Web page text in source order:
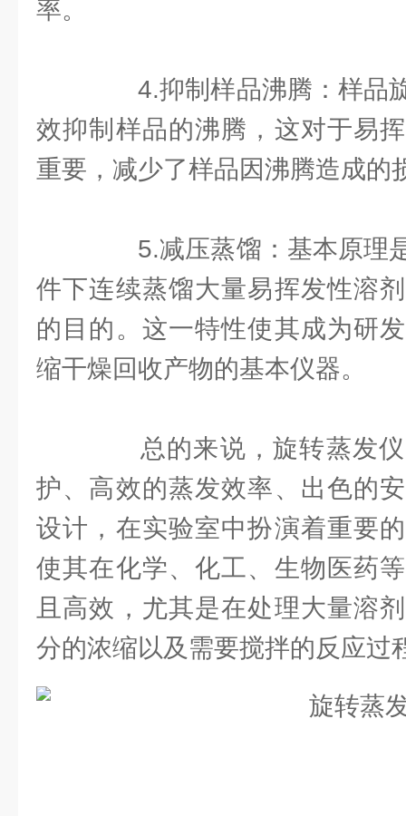
率。
4.抑制样品沸腾：样品
效抑制样品的沸腾，这对于易
重要，减少了样品因沸腾造成的
5.减压蒸馏：基本原理
件下连续蒸馏大量易挥发性溶
的目的。这一特性使其成为研
缩干燥回收产物的基本仪器。
总的来说，旋转蒸发仪
护、高效的蒸发效率、出色的
设计，在实验室中扮演着重要
使其在化学、化工、生物医药
且高效，尤其是在处理大量溶
分的浓缩以及需要搅拌的反应过